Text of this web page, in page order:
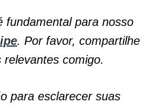
fundamental para nosso
. Por favor, compartilhe
comigo.
para esclarecer suas